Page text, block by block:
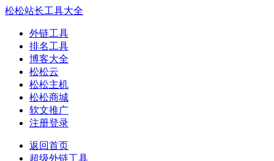
松松站长工具大全
外链工具
排名工具
博客大全
松松云
松松主机
松松商城
软文推广
注册登录
返回首页
超级外链工具